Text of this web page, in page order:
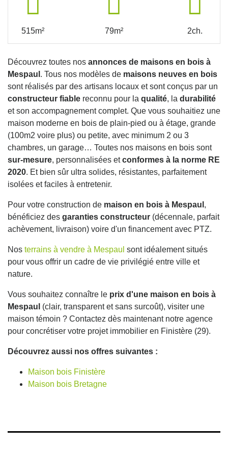
515m² 79m² 2ch.
Découvrez toutes nos annonces de maisons en bois à
Mespaul . Tous nos modèles de maisons neuves en bois
sont réalisés par des artisans locaux et sont conçus par un
constructeur fiable reconnu pour la qualité, la durabilité
et son accompagnement complet. Que vous souhaitiez une
maison moderne en bois de plain-pied ou à étage, grande
(100m2 voire plus) ou petite, avec minimum 2 ou 3
chambres, un garage… Toutes nos maisons en bois sont
sur-mesure, personnalisées etconformes à la norme RE
2020. Et bien sûr ultra solides, résistantes, parfaitement
isolées et faciles à entretenir.
Pour votre construction de maison en bois à Mespaul ,
bénéficiez des garanties constructeur (décennale, parfait
achèvement, livraison) voire d'un financement avec PTZ.
Nos terrains à vendre à Mespaul sont idéalement situés
pour vous offrir un cadre de vie privilégié entre ville et
nature.
Vous souhaitez connaître le prix d'une maison en bois à
Mespaul (clair, transparent et sans surcoût), visiter une
maison témoin ? Contactez dès maintenant notre agence
pour concrétiser votre projet immobilier en Finistère (29).
Découvrez aussi nos offres suivantes :
Maison bois Finistère
Maison bois Bretagne